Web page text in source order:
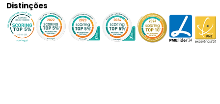
Distinções